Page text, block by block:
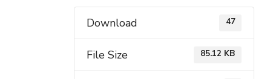
Download 47
File Size 85.12 KB